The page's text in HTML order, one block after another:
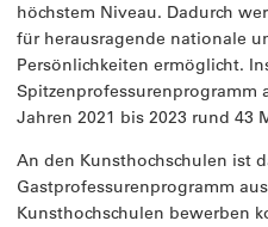
höchstem Niveau. Dadurch
für herausragende nationale
Persönlichkeiten ermöglicht.
Spitzenprofessurenprogramm
Jahren 2021 bis 2023 rund 43
An den Kunsthochschulen ist
Gastprofessurenprogramm
Kunsthochschulen bewerben